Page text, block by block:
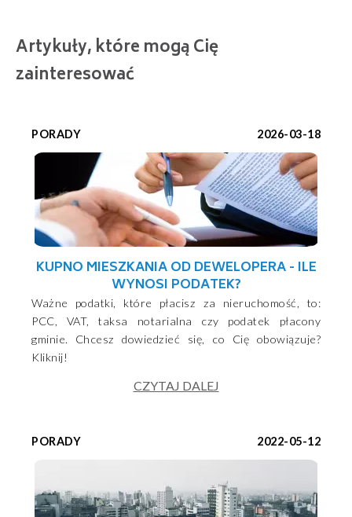
Artykuły, które mogą Cię
zainteresować
PORADY 2026-03-18
KUPNO MIESZKANIA OD DEWELOPERA - ILE
WYNOSI PODATEK?
Ważne podatki, które płacisz za nieruchomość, to:
PCC, VAT, taksa notarialna czy podatek płacony
gminie. Chcesz dowiedzieć się, co Cię obowiązuje?
Kliknij!
CZYTAJ DALEJ
PORADY 2022-05-12